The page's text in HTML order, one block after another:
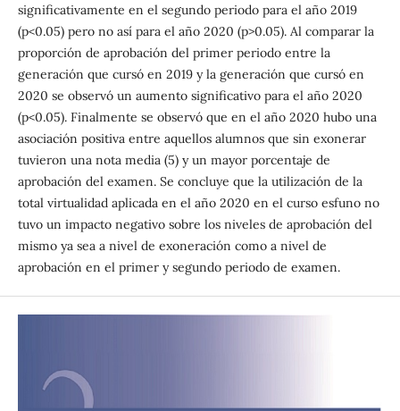
significativamente en el segundo periodo para el año 2019
(p<0.05) pero no así para el año 2020 (p>0.05). Al comparar la
proporción de aprobación del primer periodo entre la
generación que cursó en 2019 y la generación que cursó en
2020 se observó un aumento significativo para el año 2020
(p<0.05). Finalmente se observó que en el año 2020 hubo una
asociación positiva entre aquellos alumnos que sin exonerar
tuvieron una nota media (5) y un mayor porcentaje de
aprobación del examen. Se concluye que la utilización de la
total virtualidad aplicada en el año 2020 en el curso esfuno no
tuvo un impacto negativo sobre los niveles de aprobación del
mismo ya sea a nivel de exoneración como a nivel de
aprobación en el primer y segundo periodo de examen.